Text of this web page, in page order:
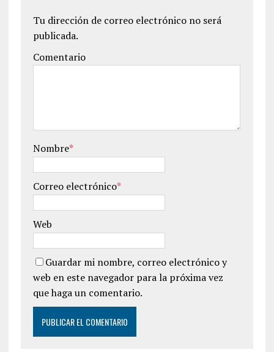
Tu dirección de correo electrónico no será
publicada.
Comentario
Nombre*
Correo electrónico*
Web
Guardar mi nombre, correo electrónico y
web en este navegador para la próxima vez
que haga un comentario.